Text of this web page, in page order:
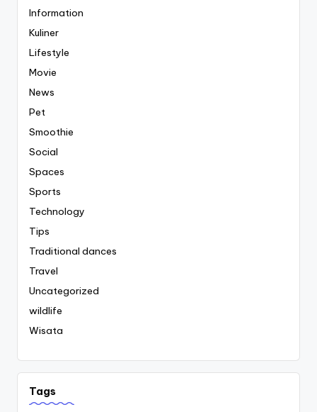
Information
Kuliner
Lifestyle
Movie
News
Pet
Smoothie
Social
Spaces
Sports
Technology
Tips
Traditional dances
Travel
Uncategorized
wildlife
Wisata
Tags